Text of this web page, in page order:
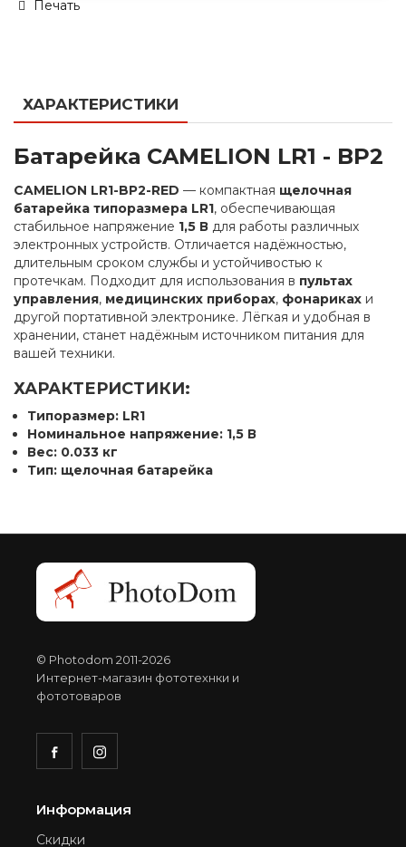
Печать
ХАРАКТЕРИСТИКИ
Батарейка CAMELION LR1 - BP2
CAMELION LR1-BP2-RED — компактная щелочная
батарейка типоразмера LR1, обеспечивающая
стабильное напряжение 1,5 В для работы различных
электронных устройств. Отличается надёжностью,
длительным сроком службы и устойчивостью к
протечкам. Подходит для использования в пультах
управления, медицинских приборах, фонариках и
другой портативной электронике. Лёгкая и удобная в
хранении, станет надёжным источником питания для
вашей техники.
ХАРАКТЕРИСТИКИ:
Типоразмер: LR1
Номинальное напряжение: 1,5 В
Вес: 0.033 кг
Тип: щелочная батарейка
© Photodom 2011-2026
Интернет-магазин фототехнки и
фототоваров
Информация
Скидки